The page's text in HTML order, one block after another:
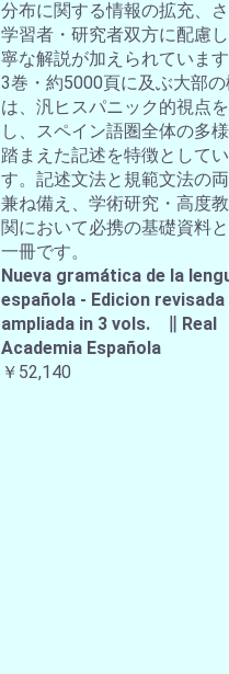
分布に関する情報の拡充、
学習者・研究者双方に配慮
寧な解説が加えられていま
3巻・約5000頁に及ぶ大部
は、汎ヒスパニック的視点
し、スペイン語圏全体の多
踏まえた記述を特徴としてい
す。記述文法と規範文法の
兼ね備え、学術研究・高度
関において必携の基礎資料
一冊です。
Nueva gramática de la
española - Edicion revisada
ampliada in 3 vols. ∥ Real
Academia Española
￥52,140